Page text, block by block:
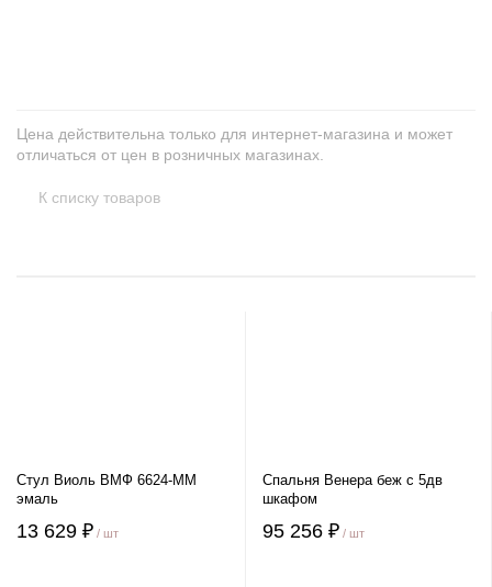
Цена действительна только для интернет-магазина и может
отличаться от цен в розничных магазинах.
К списку товаров
Стул Виоль ВМФ 6624-ММ
эмаль
13 629 ₽ / шт
Спальня Венера беж с 5дв
шкафом
95 256 ₽ / шт